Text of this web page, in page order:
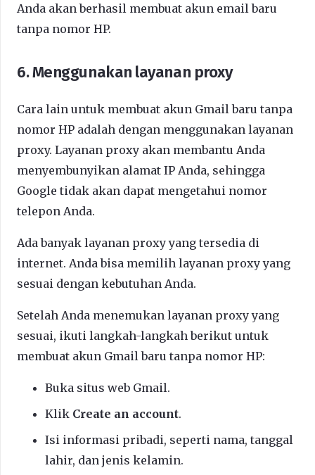
Anda akan berhasil membuat akun email baru
tanpa nomor HP.
6. Menggunakan layanan proxy
Cara lain untuk membuat akun Gmail baru tanpa
nomor HP adalah dengan menggunakan layanan
proxy. Layanan proxy akan membantu Anda
menyembunyikan alamat IP Anda, sehingga
Google tidak akan dapat mengetahui nomor
telepon Anda.
Ada banyak layanan proxy yang tersedia di
internet. Anda bisa memilih layanan proxy yang
sesuai dengan kebutuhan Anda.
Setelah Anda menemukan layanan proxy yang
sesuai, ikuti langkah-langkah berikut untuk
membuat akun Gmail baru tanpa nomor HP:
Buka situs web Gmail.
Klik Create an account.
Isi informasi pribadi, seperti nama, tanggal
lahir, dan jenis kelamin.